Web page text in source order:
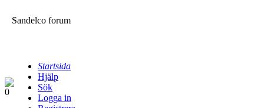
Sandelco forum
Startsida
Hjälp
Sök
Logga in